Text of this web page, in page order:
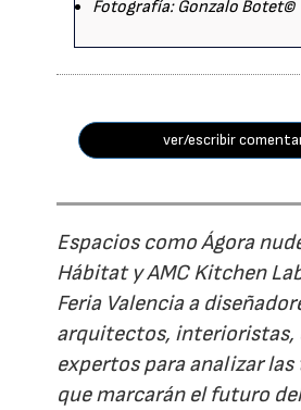
Fotografía: Gonzalo Botet©
ver/escribir
Espacios como Ágora
Hábitat y AMC Kitchen
Feria Valencia a
arquitectos, interioristas,
expertos para analizar
que marcarán el futuro